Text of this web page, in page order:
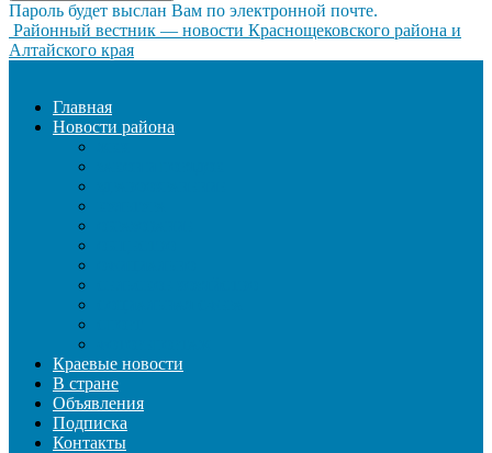
Пароль будет выслан Вам по электронной почте.
Районный вестник — новости Краснощековского района и
Алтайского края
Главная
Новости района
Краевые новости
В стране
Объявления
Подписка
Контакты